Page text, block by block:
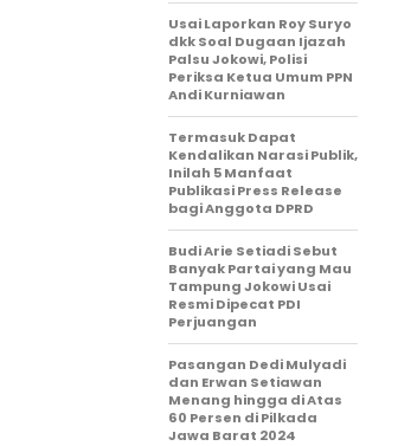
Usai Laporkan Roy Suryo
dkk Soal Dugaan Ijazah
Palsu Jokowi, Polisi
Periksa Ketua Umum PPN
Andi Kurniawan
Termasuk Dapat
Kendalikan Narasi Publik,
Inilah 5 Manfaat
Publikasi Press Release
bagi Anggota DPRD
Budi Arie Setiadi Sebut
Banyak Partai yang Mau
Tampung Jokowi Usai
Resmi Dipecat PDI
Perjuangan
Pasangan Dedi Mulyadi
dan Erwan Setiawan
Menang hingga di Atas
60 Persen di Pilkada
Jawa Barat 2024